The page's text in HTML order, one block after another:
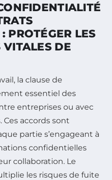
PROTÉGER LES
DE
la clause de
essentiel des
entreprises ou avec
accords sont
partie s’engageant à
confidentielles
collaboration. Le
les risques de fuite